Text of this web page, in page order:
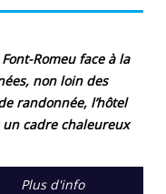
Romeu face à la
non loin des
randonnée, l’hôtel
cadre chaleureux
Plus d'info